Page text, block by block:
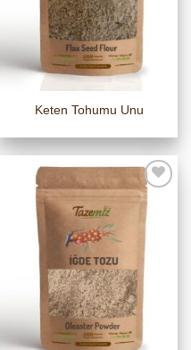
Keten Tohumu Unu